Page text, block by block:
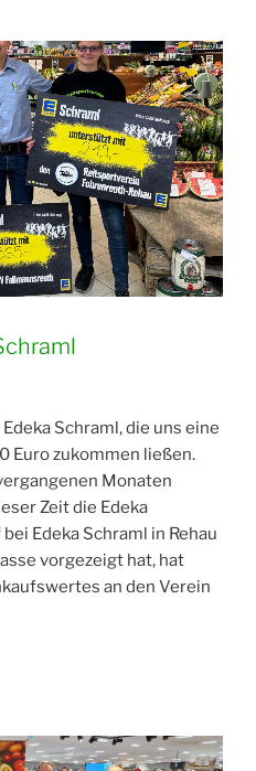
Schraml, die uns eine
Euro zukommen ließen.
Monaten
Zeit die Edeka
Edeka Schraml in Rehau
vorgezeigt hat, hat
an den Verein